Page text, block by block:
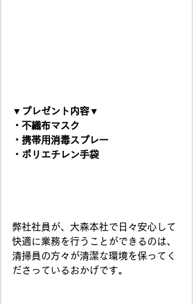
▼プレゼント内容▼
・不織布マスク
・携帯用消毒スプレー
・ポリエチレン手袋
弊社社員が、大森本社で日々安心して
快適に業務を行うことができるのは、
清掃員の方々が清潔な環境を保ってく
ださっているおかげです。